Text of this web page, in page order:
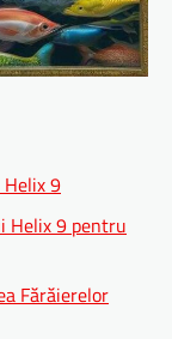
9
Helix 9 pentru
Fărăierelor